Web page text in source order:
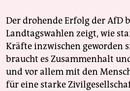
Der drohende Erfolg der AfD
Landtagswahlen zeigt, wie
Kräfte inzwischen geworden
braucht es Zusammenhalt
und vor allem mit den
für eine starke